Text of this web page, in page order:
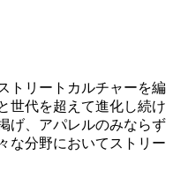
トリートカルチャーを編
世代を超えて進化し続け
げ、アパレルのみならず
な分野においてストリー